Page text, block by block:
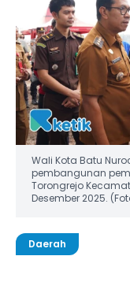
‎Wali Kota Batu
pembangunan
Torongrejo
Desember 2025.
Daerah